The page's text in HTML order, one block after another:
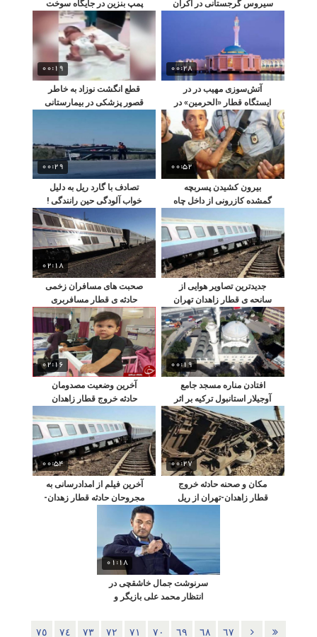
سیروس گرجستانی در اکران
فیلم خونگاه
پمپ بنزین در جایگاه سوخت
چابهار
00:28
آتش‌سوزی مهیب در در
ایستگاه قطار «الحرمین» در
جده عربستان
00:19
قطع انگشت نوزاد به خاطر
قصور پزشکی در بیمارستانی
00:52
بیرون کشیدن پسربچه
گمشده کازرونی از داخل چاه
00:29
تصادف با گارد ریل به دلیل
خواب آلودگی حین رانندگی !
جدیدترین تصاویر هوایی از
سانحه ی قطار زاهدان تهران
02:18
صحبت های مسافران زخمی
حادثه ی قطار مسافربری
زاهدان - تهران
00:19
افتادن مناره مسجد جامع
آوجیلار استانبول ترکیه بر اثر
وقوع زلزله ۵۷ ریشتری
02:16
آخرین وضعیت مصدومان
حادثه خروج قطار زاهدان
00:27
مکان و صحنه حادثه خروج
قطار زاهدان-تهران از ریل
00:54
آخرین فیلم از امدادرسانی به
مجروحان حادثه قطار زهدان-
01:18
سرنوشت جمال خاشقچی در
انتظار محمد علی بازیگر و
٦٧ ٦٨ ٦٩ ٧٠ ٧١ ٧٢ ٧٣ ٧٤ ٧٥